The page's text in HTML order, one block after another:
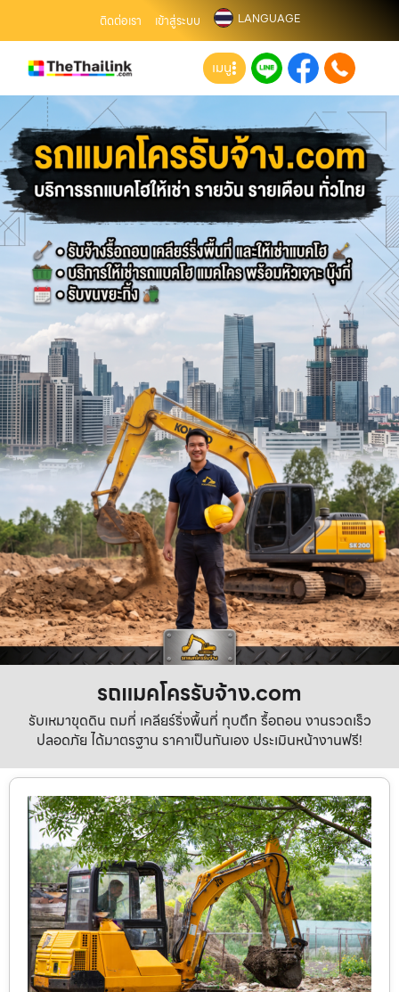
ติดต่อเรา เข้าสู่ระบบ LANGUAGE
เมนู
รถแมคโครรับจ้าง.com
รับเหมาขุดดิน ถมที่ เคลียร์ริ่งพื้นที่ ทุบตึก รื้อถอน งานรวดเร็ว
ปลอดภัย ได้มาตรฐาน ราคาเป็นกันเอง ประเมินหน้างานฟรี!